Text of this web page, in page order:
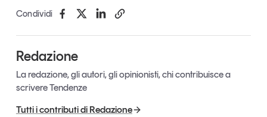
Condividi
Redazione
La redazione, gli autori, gli opinionisti, chi contribuisce a
scrivere Tendenze
Tutti i contributi di Redazione